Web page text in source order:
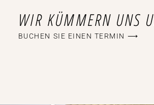
WIR KÜMMERN UNS
BUCHEN SIE EINEN TERMIN ⟶